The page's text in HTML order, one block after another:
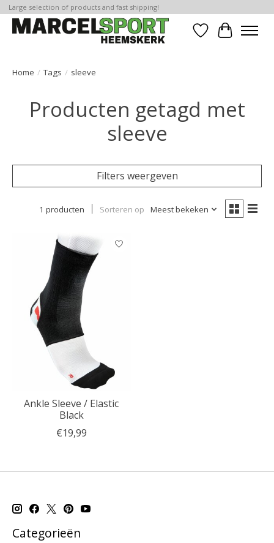
Large selection of products and fast shipping!
Verlanglijst
Home / Tags / sleeve
Producten getagd met
sleeve
Filters weergeven
1 producten Sorteren op Meest bekeken
Ankle Sleeve / Elastic
Black
€19,99
Categorieën